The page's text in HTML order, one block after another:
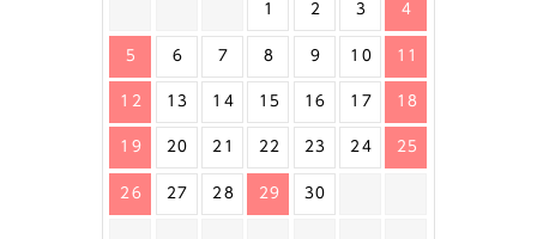
1 2 3 4
5 6 7 8 9 10 11
12 13 14 15 16 17 18
19 20 21 22 23 24 25
26 27 28 29 30